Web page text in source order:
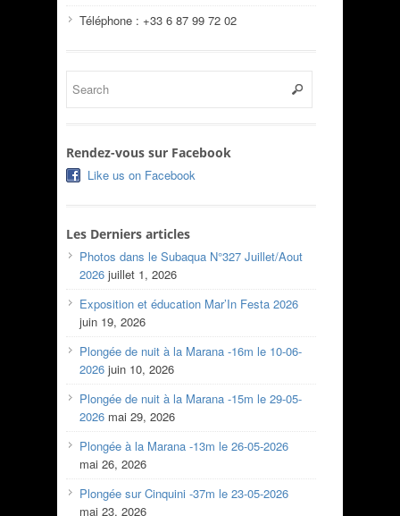
Téléphone : +33 6 87 99 72 02
Rendez-vous sur Facebook
Like us on Facebook
Les Derniers articles
Photos dans le Subaqua N°327 Juillet/Aout
2026 juillet 1, 2026
Exposition et éducation Mar’In Festa 2026
juin 19, 2026
Plongée de nuit à la Marana -16m le 10-06-
2026 juin 10, 2026
Plongée de nuit à la Marana -15m le 29-05-
2026 mai 29, 2026
Plongée à la Marana -13m le 26-05-2026
mai 26, 2026
Plongée sur Cinquini -37m le 23-05-2026
mai 23, 2026